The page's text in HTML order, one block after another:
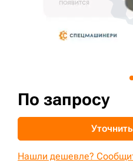
По запросу
Нашли дешевле?
sksale@skdst.ru